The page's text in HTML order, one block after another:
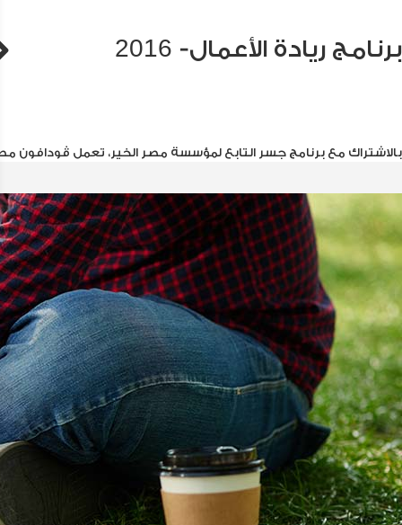
برنامج ريادة الأعمال- 2016
بالاشتراك مع برنامج جسر التابع لمؤسسة مصر الخير، تعمل ڤودافون